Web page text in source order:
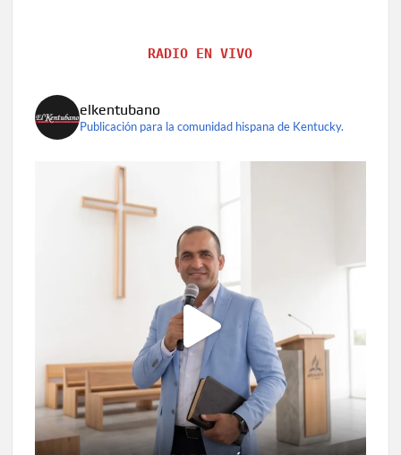
RADIO EN VIVO
elkentubano
Publicación para la comunidad hispana de Kentucky.